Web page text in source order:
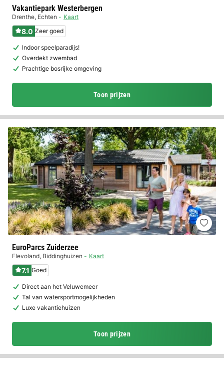
Vakantiepark Westerbergen
Drenthe, Echten Kaart
8.0 Zeer goed
Indoor speelparadijs!
Overdekt zwembad
Prachtige bosrijke omgeving
Toon prijzen
EuroParcs Zuiderzee
Flevoland, Biddinghuizen Kaart
7.1 Goed
Direct aan het Veluwemeer
Tal van watersportmogelijkheden
Luxe vakantiehuizen
Toon prijzen